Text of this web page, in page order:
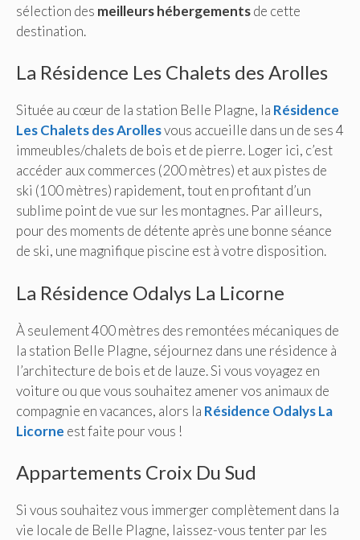
sélection des meilleurs hébergementsde cette
destination.
La Résidence Les Chalets des Arolles
Située au cœur de la station Belle Plagne, la Résidence
Les Chalets des Arollesvous accueille dans un de ses 4
immeubles/chalets de bois et de pierre. Loger ici, c’est
accéder aux commerces (200 mètres) et aux pistes de
ski (100 mètres) rapidement, tout en profitant d’un
sublime point de vue sur les montagnes. Par ailleurs,
pour des moments de détente après une bonne séance
de ski, une magnifique piscine est à votre disposition.
La Résidence Odalys La Licorne
À seulement 400 mètres des remontées mécaniques de
la station Belle Plagne, séjournez dans une résidence à
l’architecture de bois et de lauze. Si vous voyagez en
voiture ou que vous souhaitez amener vos animaux de
compagnie en vacances, alors la Résidence Odalys La
Licorne est faite pour vous !
Appartements Croix Du Sud
Si vous souhaitez vous immerger complètement dans la
vie locale de Belle Plagne, laissez-vous tenter par les